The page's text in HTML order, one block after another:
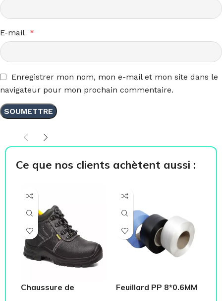
E-mail *
Enregistrer mon nom, mon e-mail et mon site dans le
navigateur pour mon prochain commentaire.
Ce que nos clients achètent aussi :
Chaussure de
Feuillard PP 8*0.6MM